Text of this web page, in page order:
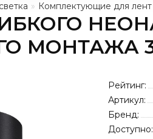
Комплектующие для лент
НЕОНА
МОНТАЖА
Рейтинг:
Артикул:
Бренд:
Доступно: